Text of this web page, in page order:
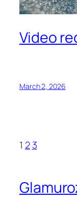
Video
March 2, 2026
1 2 3